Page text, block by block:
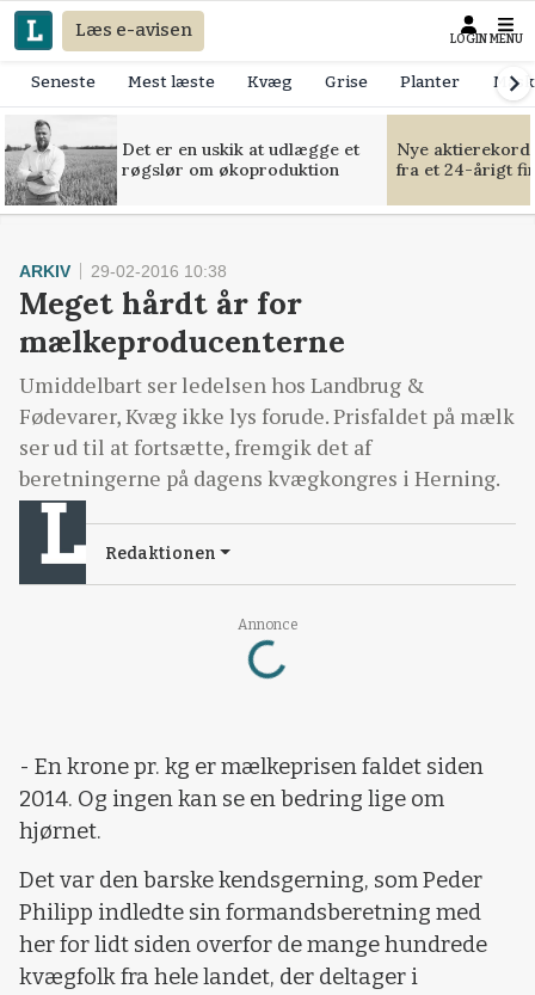
Læs e-avisen LOGIN MENU
Seneste Mest læste Kvæg Grise Planter
Det er en uskik at udlægge et
røgslør om økoproduktion
Nye
fra et 24-årigt
Annonce
Loading...
ARKIV 29-02-2016 10:38
Meget hårdt år for
mælkeproducenterne
Umiddelbart ser ledelsen hos Landbrug &
Fødevarer, Kvæg ikke lys forude. Prisfaldet på mælk
ser ud til at fortsætte, fremgik det af
beretningerne på dagens kvægkongres i Herning.
Redaktionen
- En krone pr. kg er mælkeprisen faldet siden
2014. Og ingen kan se en bedring lige om
hjørnet.
Det var den barske kendsgerning, som Peder
Philipp indledte sin formandsberetning med
her for lidt siden overfor de mange hundrede
kvægfolk fra hele landet, der deltager i